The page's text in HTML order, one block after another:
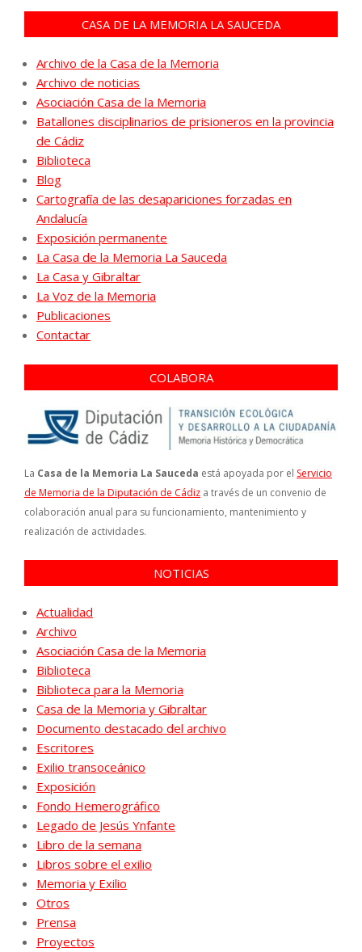
CASA DE LA MEMORIA LA SAUCEDA
Archivo de la Casa de la Memoria
Archivo de noticias
Asociación Casa de la Memoria
Batallones disciplinarios de prisioneros en la provincia
de Cádiz
Biblioteca
Blog
Cartografía de las desapariciones forzadas en
Andalucía
Exposición permanente
La Casa de la Memoria La Sauceda
La Casa y Gibraltar
La Voz de la Memoria
Publicaciones
Contactar
COLABORA
La Casa de la Memoria La Sauceda está apoyada por el Servicio
de Memoria de la Diputación de Cádiz a través de un convenio de
colaboración anual para su funcionamiento, mantenimiento y
realización de actividades.
NOTICIAS
Actualidad
Archivo
Asociación Casa de la Memoria
Biblioteca
Biblioteca para la Memoria
Casa de la Memoria y Gibraltar
Documento destacado del archivo
Escritores
Exilio transoceánico
Exposición
Fondo Hemerográfico
Legado de Jesús Ynfante
Libro de la semana
Libros sobre el exilio
Memoria y Exilio
Otros
Prensa
Proyectos